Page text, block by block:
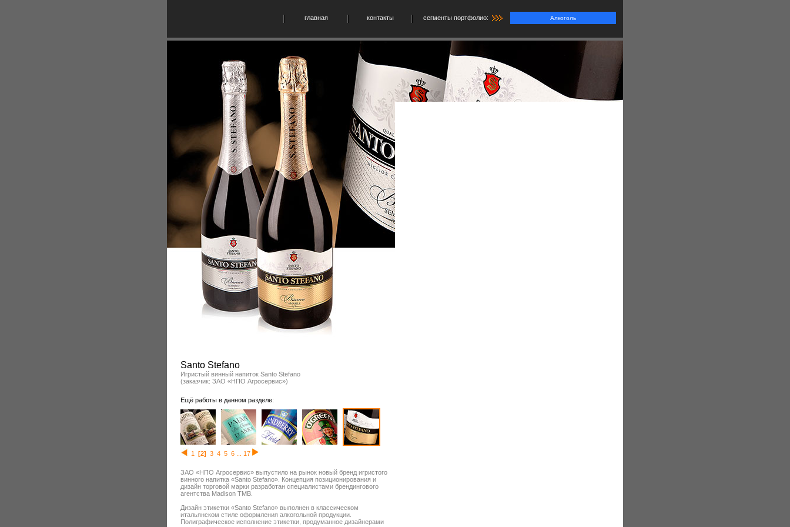
главная контакты сегменты портфолио: Алкоголь
Santo Stefano
Игристый винный напиток Santo Stefano
(заказчик: ЗАО «НПО Агросервис»)
Ещё работы в данном разделе:
1 [2] 3 4 5 6 17
ЗАО «НПО Агросервис» выпустило на рынок новый бренд игристого
винного напитка «Santo Stefano». Концепция позиционирования и
дизайн торговой марки разработан специалистами брендингового
агентства Madison TMB.
Дизайн этикетки «Santo Stefano» выполнен в классическом
итальянском стиле оформления алкогольной продукции.
Полиграфическое исполнение этикетки, продуманное дизайнерами